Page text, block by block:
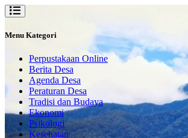
Menu Kategori
Perpustakaan Online
Berita Desa
Agenda Desa
Peraturan Desa
Tradisi dan Budaya
Ekonomi
Psikologi
Kesehatan